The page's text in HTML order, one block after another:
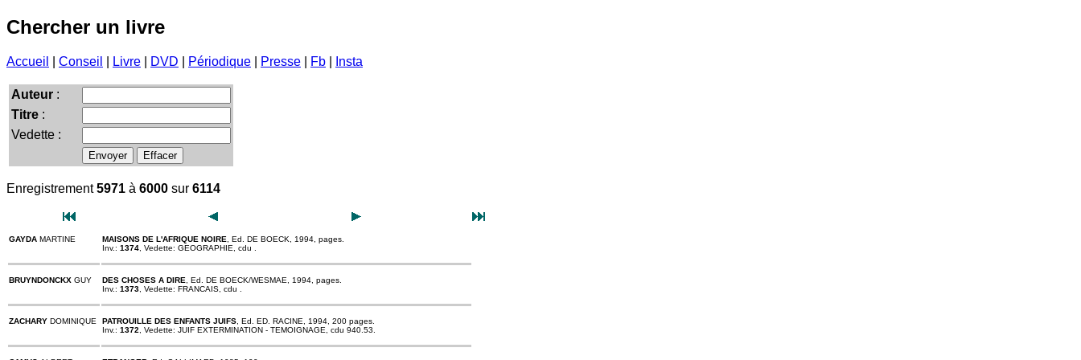
Chercher un livre
Accueil Conseil Livre DVD Périodique Presse Fb Insta
Auteur :
Titre :
Vedette :
Enregistrement5971 à 6000 sur 6114
GAYDA MARTINE MAISONS DE L'AFRIQUE NOIRE , Ed. DE BOECK, 1994, pages.
Inv.: 1374 , Vedette: GEOGRAPHIE, cdu .
BRUYNDONCKX GUY DES CHOSES A DIRE , Ed. DE BOECK/WESMAE, 1994, pages.
Inv.: 1373 , Vedette: FRANCAIS, cdu .
ZACHARY DOMINIQUE PATROUILLE DES ENFANTS JUIFS , Ed. ED. RACINE, 1994, 200 pages.
Inv.: 1372 , Vedette: JUIF EXTERMINATION - TEMOIGNAGE, cdu 940.53.